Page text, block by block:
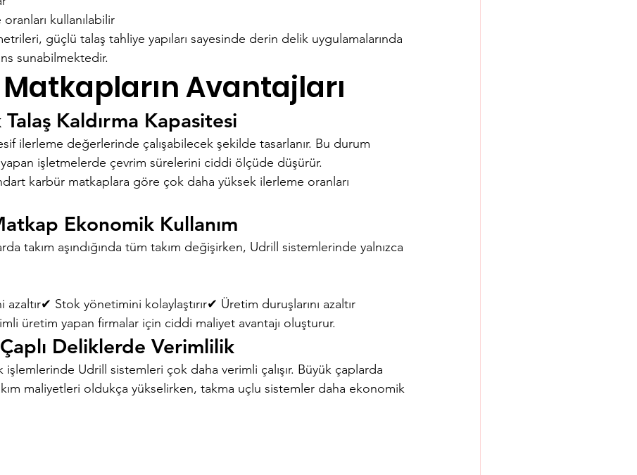
kullanılabilir
güçlü talaş tahliye yapıları sayesinde derin delik uygulamalarında
sunabilmektedir.
Avantajları
Talaş Kaldırma Kapasitesi
ilerleme değerlerinde çalışabilecek şekilde tasarlanır. Bu durum
işletmelerde çevrim sürelerini ciddi ölçüde düşürür.
karbür matkaplara göre çok daha yüksek ilerleme oranları
Ekonomik Kullanım
takım aşındığında tüm takım değişirken, Udrill sistemlerinde yalnızca
azaltır✔ Stok yönetimini kolaylaştırır✔ Üretim duruşlarını azaltır
üretim yapan firmalar için ciddi maliyet avantajı oluşturur.
Deliklerde Verimlilik
Udrill sistemleri çok daha verimli çalışır. Büyük çaplarda
maliyetleri oldukça yükselirken, takma uçlu sistemler daha ekonomik